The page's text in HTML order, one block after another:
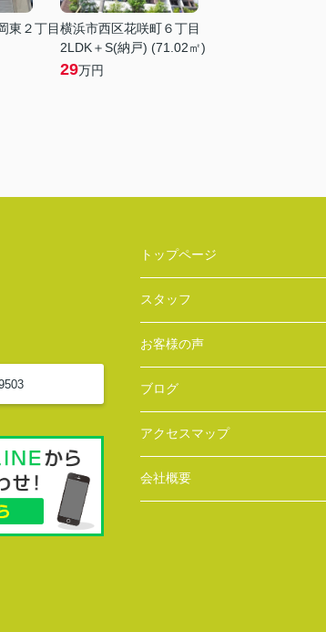
東２丁目横浜市西区花咲町６丁目
2LDK＋S(納戸) (71.02㎡)
29万円
トップページ
スタッフ
お客様の声
ブログ
アクセスマップ
会社概要